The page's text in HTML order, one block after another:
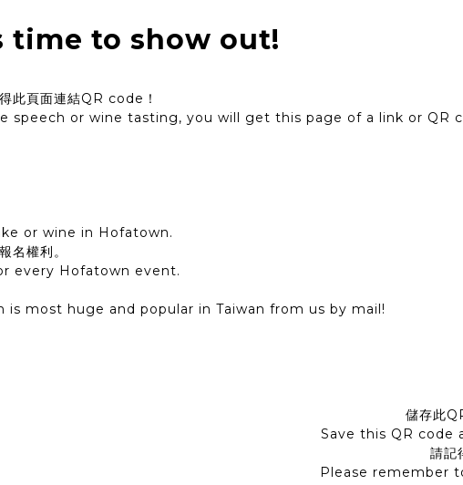
time to show out!
此頁面連結QR code！
speech or wine tasting, you will get this page of a link or QR
or wine in Hofatown.
名權利。
every Hofatown event.
most huge and popular in Taiwan from us by mail!
儲存此
Save this QR
請記
Please remember